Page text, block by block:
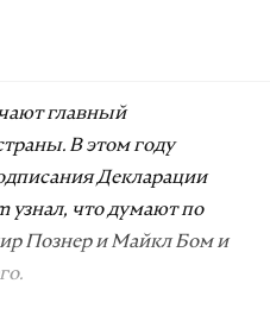
главный
В этом году
Декларации
узнал, что думают по
Познер и Майкл Бом и